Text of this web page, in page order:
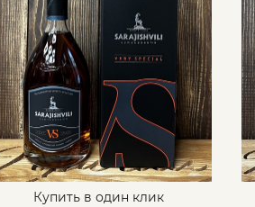
Купить в один клик